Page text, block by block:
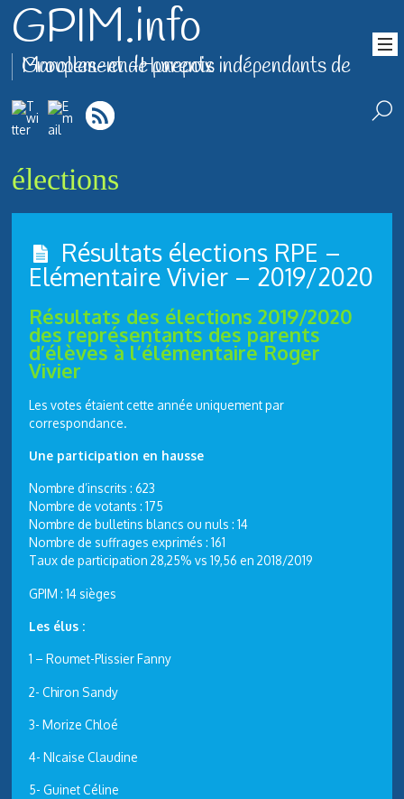
GPIM.info
Groupement de parents indépendants de Marolles-en-Hurepoix
élections
Résultats élections RPE –
Elémentaire Vivier – 2019/2020
Résultats des élections 2019/2020
des représentants des parents
d’élèves à l’élémentaire Roger
Vivier
Les votes étaient cette année uniquement par
correspondance.
Une participation en hausse
Nombre d’inscrits : 623
Nombre de votants : 175
Nombre de bulletins blancs ou nuls : 14
Nombre de suffrages exprimés : 161
Taux de participation 28,25% vs 19,56 en 2018/2019
GPIM : 14 sièges
Les élus :
1 – Roumet-Plissier Fanny
2- Chiron Sandy
3- Morize Chloé
4- NIcaise Claudine
5- Guinet Céline